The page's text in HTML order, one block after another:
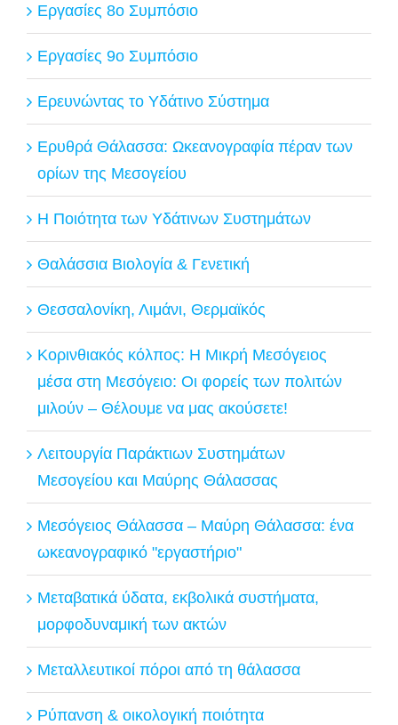
Εργασίες 8ο Συμπόσιο
Εργασίες 9ο Συμπόσιο
Ερευνώντας το Υδάτινο Σύστημα
Ερυθρά Θάλασσα: Ωκεανογραφία πέραν των
ορίων της Μεσογείου
Η Ποιότητα των Υδάτινων Συστημάτων
Θαλάσσια Βιολογία & Γενετική
Θεσσαλονίκη, Λιμάνι, Θερμαϊκός
Κορινθιακός κόλπος: Η Μικρή Μεσόγειος
μέσα στη Μεσόγειο: Οι φορείς των πολιτών
μιλούν – Θέλουμε να μας ακούσετε!
Λειτουργία Παράκτιων Συστημάτων
Μεσογείου και Μαύρης Θάλασσας
Μεσόγειος Θάλασσα – Μαύρη Θάλασσα: ένα
ωκεανογραφικό "εργαστήριο"
Μεταβατικά ύδατα, εκβολικά συστήματα,
μορφοδυναμική των ακτών
Μεταλλευτικοί πόροι από τη θάλασσα
Ρύπανση & οικολογική ποιότητα